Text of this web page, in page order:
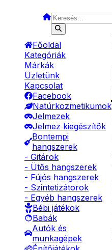
Főoldal
Kategóriák
Márkák
Üzletünk
Kapcsolat
Facebook
Natúrkozmetikumok
Jelmezek
Jelmez kiegészítők
Bontempi
hangszerek
- Gitárok
- Ütős hangszerek
- Fújós hangszerek
- Szintetizátorok
- Egyéb hangszerek
Bébi játékok
Babák
Autók és
munkagépek